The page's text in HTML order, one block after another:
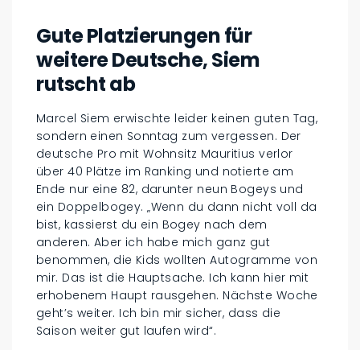
Gute Platzierungen für
weitere Deutsche, Siem
rutscht ab
Marcel Siem erwischte leider keinen guten Tag,
sondern einen Sonntag zum vergessen. Der
deutsche Pro mit Wohnsitz Mauritius verlor
über 40 Plätze im Ranking und notierte am
Ende nur eine 82, darunter neun Bogeys und
ein Doppelbogey. „Wenn du dann nicht voll da
bist, kassierst du ein Bogey nach dem
anderen. Aber ich habe mich ganz gut
benommen, die Kids wollten Autogramme von
mir. Das ist die Hauptsache. Ich kann hier mit
erhobenem Haupt rausgehen. Nächste Woche
geht’s weiter. Ich bin mir sicher, dass die
Saison weiter gut laufen wird“.